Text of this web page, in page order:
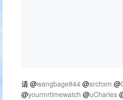
请 @wangbage844 @archxm @
@yourmrtimewatch @uCharles